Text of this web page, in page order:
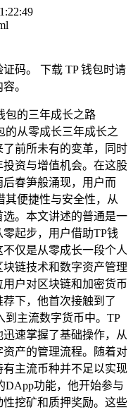
码。 下载 TP 钱包时请
。
的从零成长三年成长之
前所未有的变革，同时
资与增值机会。在这股
春笋般涌现，用户而
其便捷性与安全性，从
。本文讲述的普通是一
起步，用户借助TP钱
仅是从零成长一段个人
链技术和数字资产管理
户对区块链和加密货币
下，他首次接触到了
到主流数字货币中。TP
速掌握了基础操作，从
产的管理流程。随着对
主流币种并不足以实现
DApp功能，他开始参与
挖矿和质押奖励。这些